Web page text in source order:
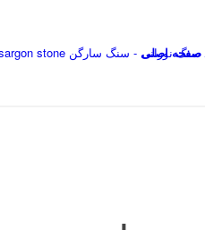
صفحه اصلی